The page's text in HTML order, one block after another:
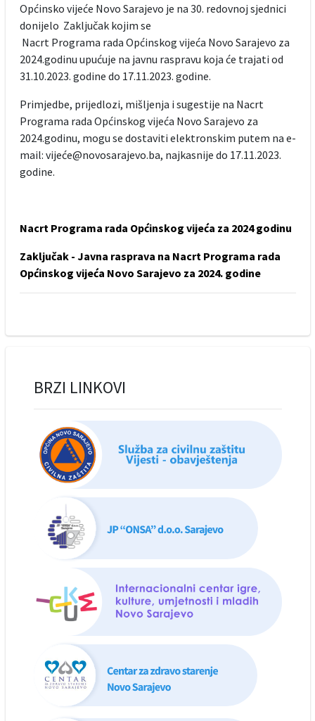
Općinsko vijeće Novo Sarajevo je na 30. redovnoj sjednici
donijelo Zaključak kojim se
Nacrt Programa rada Općinskog vijeća Novo Sarajevo za
2024.godinu upućuje na javnu raspravu koja će trajati od
31.10.2023. godine do 17.11.2023. godine.
Primjedbe, prijedlozi, mišljenja i sugestije na Nacrt
Programa rada Općinskog vijeća Novo Sarajevo za
2024.godinu, mogu se dostaviti elektronskim putem na e-
mail: vijeće@novosarajevo.ba, najkasnije do 17.11.2023.
godine.
Nacrt Programa rada Općinskog vijeća za 2024 godinu
Zaključak - Javna rasprava na Nacrt Programa rada
Općinskog vijeća Novo Sarajevo za 2024. godine
BRZI LINKOVI